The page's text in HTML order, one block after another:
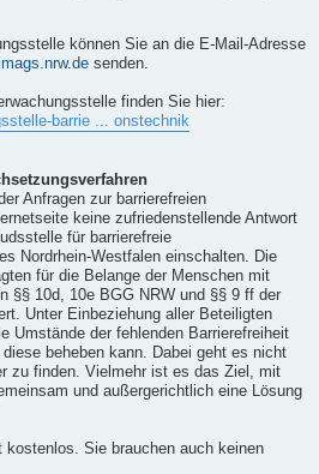
können Sie an die E-Mail-Adresse
senden.
finden Sie hier:
barrie ... onstechnik
Anfragen zur barrierefreien
keine zufriedenstellende Antwort
für barrierefreie
Nordrhein-Westfalen einschalten. Die
für die Belange der Menschen mit
§§ 10d, 10e BGG NRW und §§ 9 ff der
Unter Einbeziehung aller Beteiligten
Umstände der fehlenden Barrierefreiheit
beheben kann. Dabei geht es nicht
zu finden. Vielmehr ist es das Ziel, mit
und außergerichtlich eine Lösung
kostenlos. Sie brauchen auch keinen